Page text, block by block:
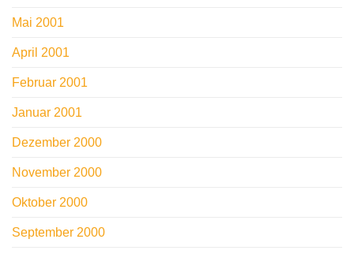
Mai 2001
April 2001
Februar 2001
Januar 2001
Dezember 2000
November 2000
Oktober 2000
September 2000